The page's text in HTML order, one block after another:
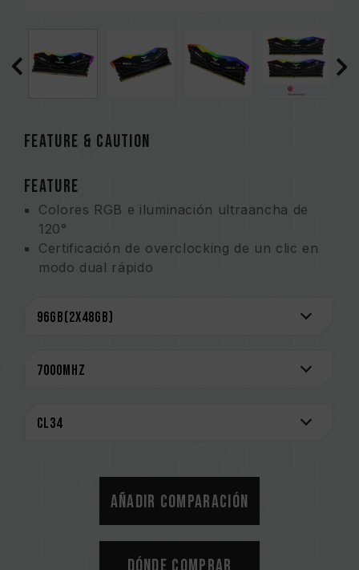
FEATURE & CAUTION
FEATURE
Colores RGB e iluminación ultraancha de
120°
Certificación de overclocking de un clic en
modo dual rápido
Los circuitos integrados de administración de
Management Integrated Circuit) están
Diseño de enfriamiento de PMIC fortalecido
seleccionados para dar estabilidad y
confiabilidad
circuito integrado con RGB que admite
diversos programas de efectos de
Añadir comparación